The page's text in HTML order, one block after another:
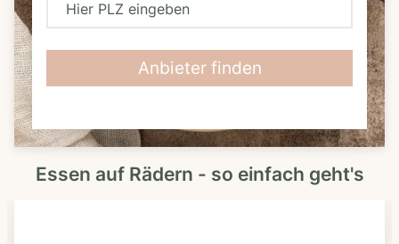
H
L
Z
Anbieter finden
Essen auf Rädern - so einfach geht's